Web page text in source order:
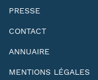
PRESSE
CONTACT
ANNUAIRE
MENTIONS LÉGALES